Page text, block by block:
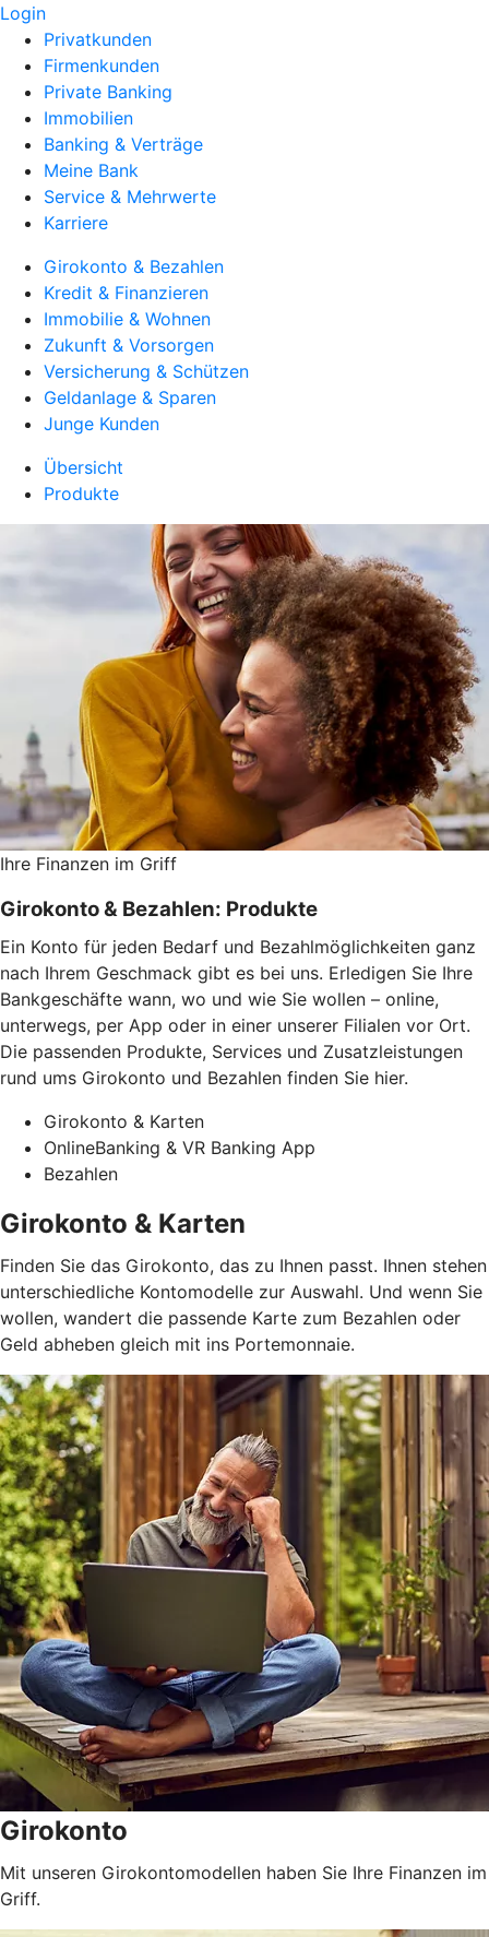
Login
Privatkunden
Firmenkunden
Private Banking
Immobilien
Banking & Verträge
Meine Bank
Service & Mehrwerte
Karriere
Girokonto & Bezahlen
Kredit & Finanzieren
Immobilie & Wohnen
Zukunft & Vorsorgen
Versicherung & Schützen
Geldanlage & Sparen
Junge Kunden
Übersicht
Produkte
Ihre Finanzen im Griff
Girokonto & Bezahlen: Produkte
Ein Konto für jeden Bedarf und Bezahlmöglichkeiten ganz
nach Ihrem Geschmack gibt es bei uns. Erledigen Sie Ihre
Bankgeschäfte wann, wo und wie Sie wollen – online,
unterwegs, per App oder in einer unserer Filialen vor Ort.
Die passenden Produkte, Services und Zusatzleistungen
rund ums Girokonto und Bezahlen finden Sie hier.
Girokonto & Karten
OnlineBanking & VR Banking App
Bezahlen
Girokonto & Karten
Finden Sie das Girokonto, das zu Ihnen passt. Ihnen stehen
unterschiedliche Kontomodelle zur Auswahl. Und wenn Sie
wollen, wandert die passende Karte zum Bezahlen oder
Geld abheben gleich mit ins Portemonnaie.
Girokonto
Mit unseren Girokontomodellen haben Sie Ihre Finanzen im
Griff.